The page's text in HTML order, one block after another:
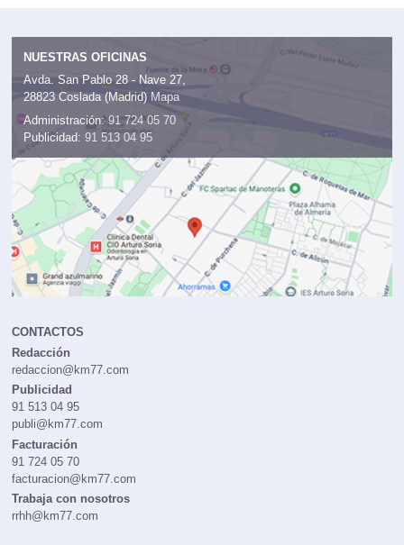
NUESTRAS OFICINAS
Avda. San Pablo 28 - Nave 27,
28823 Coslada (Madrid) Mapa
Administración: 91 724 05 70
Publicidad: 91 513 04 95
CONTACTOS
Redacción
redaccion@km77.com
Publicidad
91 513 04 95
publi@km77.com
Facturación
91 724 05 70
facturacion@km77.com
Trabaja con nosotros
rrhh@km77.com